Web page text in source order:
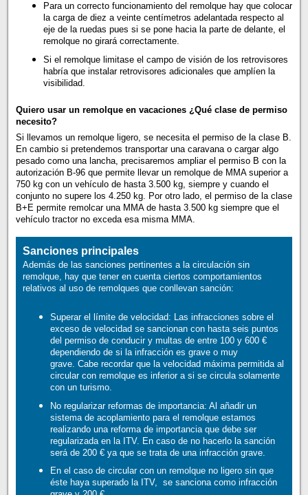
Para un correcto funcionamiento del remolque hay que colocar
la carga de diez a veinte centímetros adelantada respecto al
eje de la ruedas pues si se pone hacia la parte de delante, el
remolque no girará correctamente.
Si el remolque limitase el campo de visión de los retrovisores
habría que instalar retrovisores adicionales que amplíen la
visibilidad.
Quiero usar un remolque en vacaciones ¿Qué clase de permiso
necesito?
Si llevamos un remolque ligero, se necesita el permiso de la clase B.
En cambio si pretendemos transportar una caravana o cargar algo
pesado como una lancha, precisaremos ampliar el permiso B con la
autorización B-96 que permite llevar un remolque de MMA superior a
750 kg con un vehículo de hasta 3.500 kg, siempre y cuando el
conjunto no supere los 4.250 kg. Por otro lado, el permiso de la clase
B+E permite remolcar una MMA de hasta 3.500 kg siempre que el
vehículo tractor no exceda esa misma MMA.
Sanciones principales
Además de las sanciones pertinentes a la circulación sin
remolque, hay que tener en cuenta ciertos comportamientos
relativos al uso de remolques que conllevan sanción:
Superar el límite de velocidad: Las infracciones sobre el
exceso de velocidad se sancionan con hasta seis puntos
del permiso de conducir y multas de entre 100 y 600 €
dependiendo de si la infracción es grave o muy
grave. Cabe recordar que la velocidad máxima permitida al
circular con remolque es inferior a si se circula solamente
con un turismo.
No regularizar reformas de importancia: Al añadir un
sistema de acoplamiento para el remolque estamos
realizando una reforma de importancia que debe ser
regularizada en la ITV. En caso de no hacerlo la sanción
será de 200 € ya que se trata de una infracción grave.
En el caso de circular con un remolque no ligero sin que
éste haya superado la ITV, se sanciona como infracción